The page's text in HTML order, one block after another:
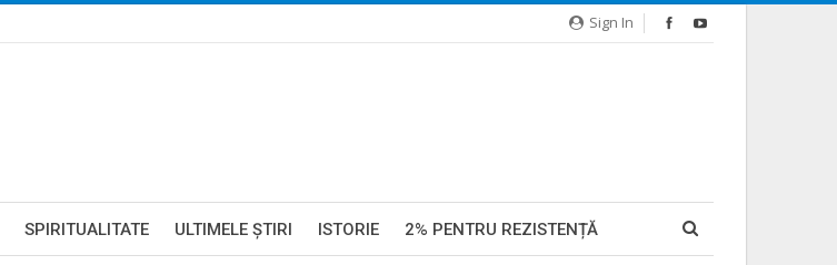
Sign In
SPIRITUALITATE ULTIMELE ŞTIRI ISTORIE 2% PENTRU REZISTENȚĂ